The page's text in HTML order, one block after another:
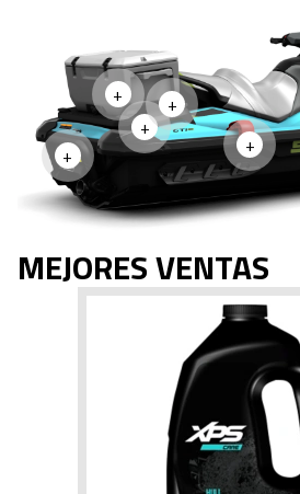
+
+
+
+
+
MEJORES VENTAS